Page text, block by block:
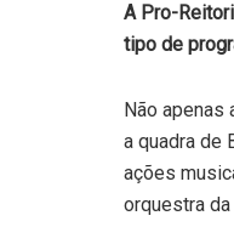
A Pro-
tipo de
Não apenas
a quadra de
ações
orquestra